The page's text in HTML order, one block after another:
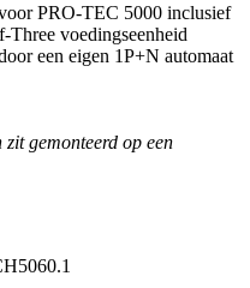
PRO-TEC 5000 inclusief
Three voedingseenheid
een eigen 1P+N automaat
gemonteerd op een